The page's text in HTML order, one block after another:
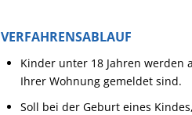
VERFAHRENSABLAUF
Kinder unter 18 Jahren werden
Ihrer Wohnung gemeldet sind.
Soll bei der Geburt eines